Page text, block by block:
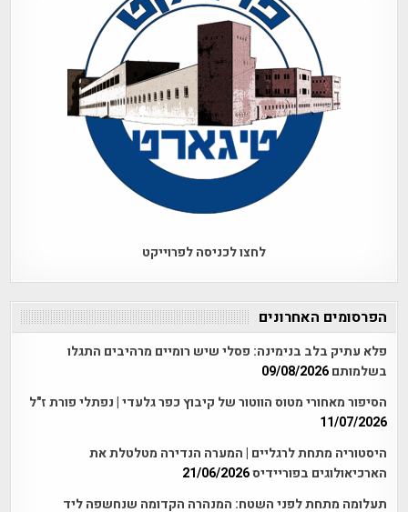
לחצו לכניסה לפרוייקט
הפרסומים האחרונים
פלא עתיק בלב בנימינה: פסלי שיש רומיים מרהיבים התגלו
בשלמותם 09/08/2026
הסיפור מאחורי מטוס הווטור של קיבוץ כפר גלעדי | נפתלי פורת ז"ל
11/07/2026
היסטוריה מתחת לרגליים | המערה הנדירה מטלטלת את
הארכיאולוגים בפוריידיס21/06/2026
תעלומה מתחת לפני השטח: המנהרה הקדומה שנחשפה ליד